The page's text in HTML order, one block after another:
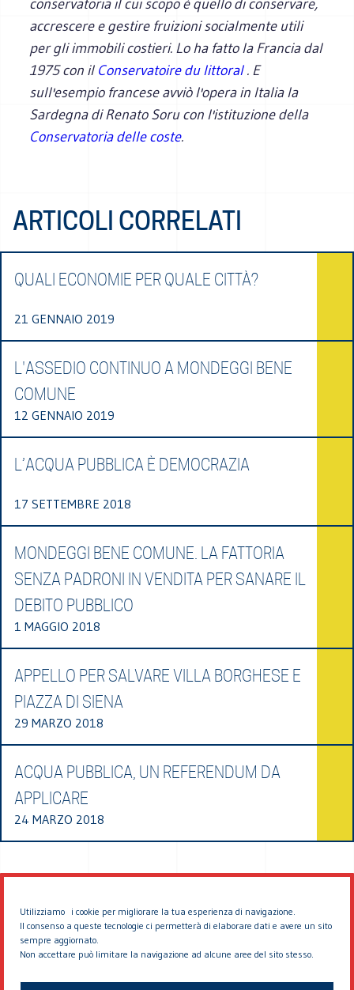
Utilizziamo i cookie per migliorare la tua esperienza di navigazione.
Il consenso a queste tecnologie ci permetterà di elaborare dati e avere un sito
sempre aggiornato.
Non accettare può limitare la navigazione ad alcune aree del sito stesso.
conservatoria il cui scopo è quello di conservare,
accrescere e gestire fruizioni socialmente utili
per gli immobili costieri. Lo ha fatto la Francia dal
1975 con il Conservatoire du littoral. E
sull'esempio francese avviò l'opera in Italia la
Sardegna di Renato Soru con l'istituzione della
Conservatoria delle coste.
ARTICOLI CORRELATI
QUALI ECONOMIE PER QUALE CITTÀ?
21 GENNAIO 2019
L'ASSEDIO CONTINUO A MONDEGGI BENE
COMUNE
12 GENNAIO 2019
L’ACQUA PUBBLICA È DEMOCRAZIA
17 SETTEMBRE 2018
MONDEGGI BENE COMUNE. LA FATTORIA
SENZA PADRONI IN VENDITA PER SANARE IL
DEBITO PUBBLICO
1 MAGGIO 2018
APPELLO PER SALVARE VILLA BORGHESE E
PIAZZA DI SIENA
29 MARZO 2018
ACQUA PUBBLICA, UN REFERENDUM DA
APPLICARE
24 MARZO 2018
© 2026 EDDYBURG